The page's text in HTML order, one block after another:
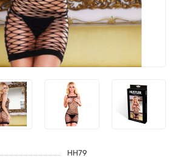
HH79